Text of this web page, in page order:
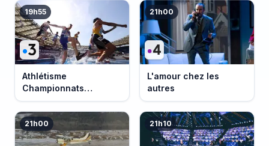
19h55
Athlétisme
Championnats
d'Europe 2026
21h00
L'amour chez les
autres
21h00 21h10